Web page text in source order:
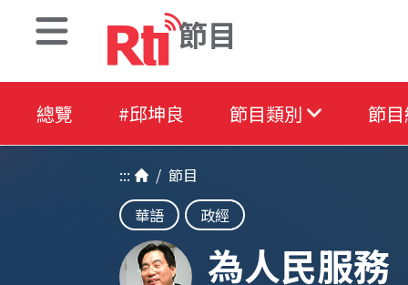
節目
總覽 #邱坤良 節目類別 節
::: / 節目
華語
政經
為人民服務